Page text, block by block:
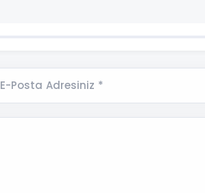
E-Posta Adresiniz *